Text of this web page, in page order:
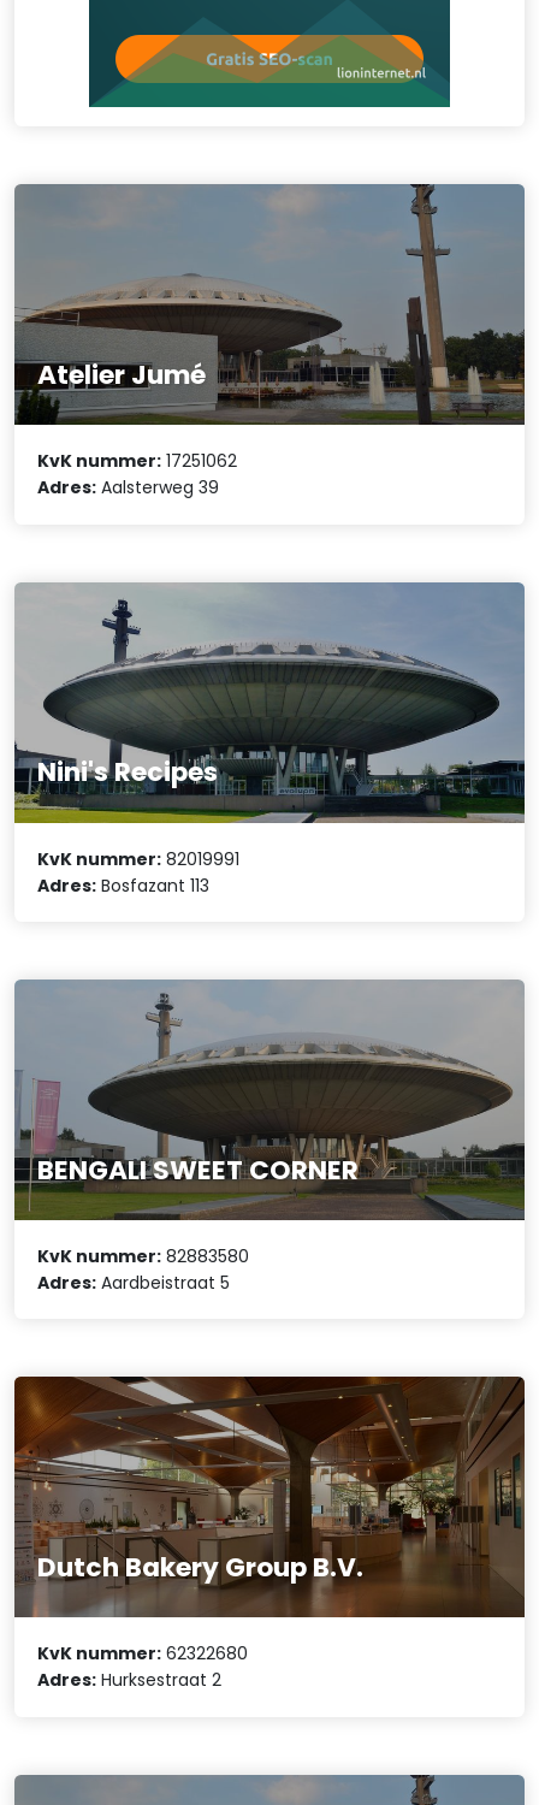
Atelier Jumé
KvK nummer: 17251062
Adres: Aalsterweg 39
Nini's Recipes
KvK nummer: 82019991
Adres: Bosfazant 113
BENGALI SWEET CORNER
KvK nummer: 82883580
Adres: Aardbeistraat 5
Dutch Bakery Group B.V.
KvK nummer: 62322680
Adres: Hurksestraat 2